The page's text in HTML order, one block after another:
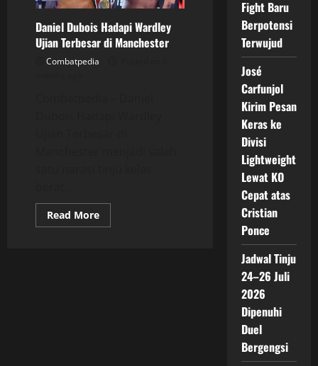
Tinju
Daniel Dubois Hadapi Wardley
Ujian Terbesar di Manchester
Combatpedia
Read MoreRead
more
Fight Baru
Berpotensi
Terwujud
José
Carfunjol
Kirim Pesan
Keras ke
Divisi
Lightweight
Lewat KO
Cepat atas
Cristian
Ponce
Jadwal Tinju
24–26 Juli
2026
Dipenuhi
Duel
Bergengsi